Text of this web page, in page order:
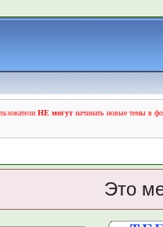
НЕ могутначинать новые темы в
Это